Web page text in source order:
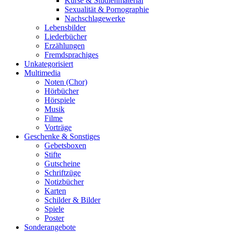
Sexualität & Pornographie
Nachschlagewerke
Lebensbilder
Liederbücher
Erzählungen
Fremdsprachiges
Unkategorisiert
Multimedia
Noten (Chor)
Hörbücher
Hörspiele
Musik
Filme
Vorträge
Geschenke & Sonstiges
Gebetsboxen
Stifte
Gutscheine
Schriftzüge
Notizbücher
Karten
Schilder & Bilder
Spiele
Poster
Sonderangebote